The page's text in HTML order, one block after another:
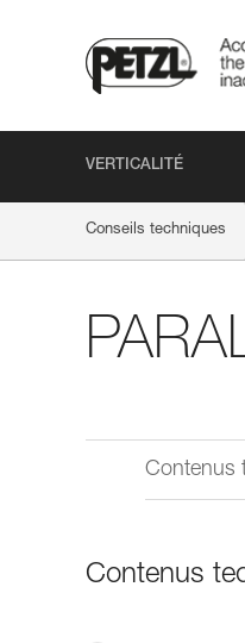
VERTICALITÉ
Conseils techniques
Contenus
Contenus